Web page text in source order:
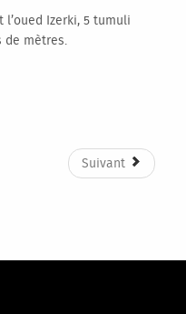
Izerki, 5 tumuli
de mètres.
Suivant